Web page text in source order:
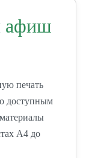
афиш
печать
доступным
А4 до